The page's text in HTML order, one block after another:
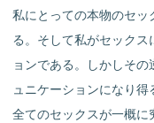
私にとっての本物のセッ
る。そして私がセック
ョンである。しかしそ
ュニケーションになり得
全てのセックスが一概に